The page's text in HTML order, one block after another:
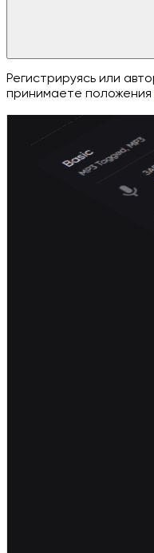
Регистрируясь или
принимаете положения